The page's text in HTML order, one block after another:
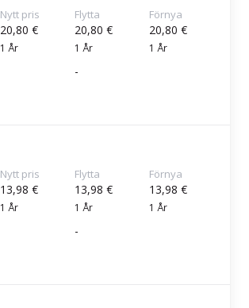
Nytt pris
20,80 €
1 År
Flytta
20,80 €
1 År
Förnya
20,80 €
1 År
-
Nytt pris
13,98 €
1 År
Flytta
13,98 €
1 År
Förnya
13,98 €
1 År
-